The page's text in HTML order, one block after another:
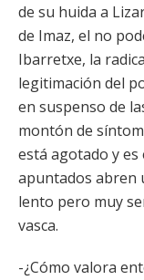
de su huida a
de Imaz, el no
Ibarretxe, la
legitimación del
en suspenso de
montón de
está agotado y
apuntados abren
lento pero muy
vasca.
-¿Cómo valora